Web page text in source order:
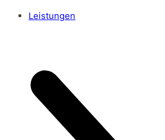
Leistungen